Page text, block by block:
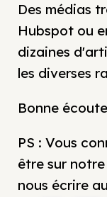
Des médias
Hubspot ou
dizaines
les diverses
Bonne
PS : Vous
être sur
nous écrire